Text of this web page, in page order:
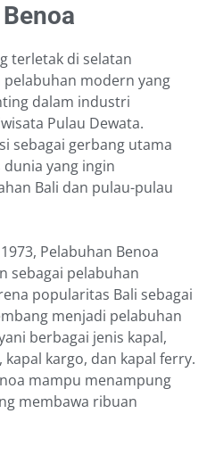
terletak di selatan
modern yang
dalam industri
Pulau Dewata.
sebagai gerbang utama
dunia yang ingin
Bali dan pulau-pulau
Pelabuhan Benoa
sebagai pelabuhan
popularitas Bali sebagai
menjadi pelabuhan
berbagai jenis kapal,
kargo, dan kapal ferry.
mampu menampung
membawa ribuan